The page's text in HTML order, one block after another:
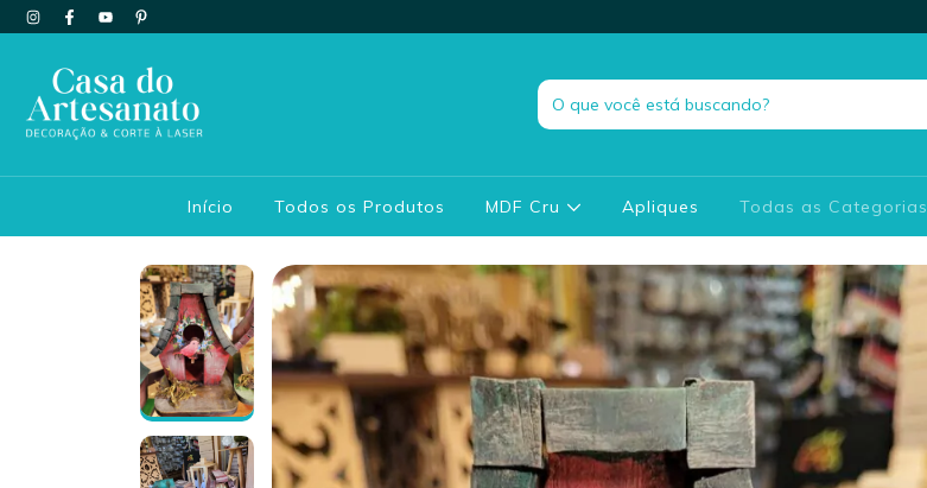
Início Todos os Produtos MDF Cru Apliques Todas as Categorias